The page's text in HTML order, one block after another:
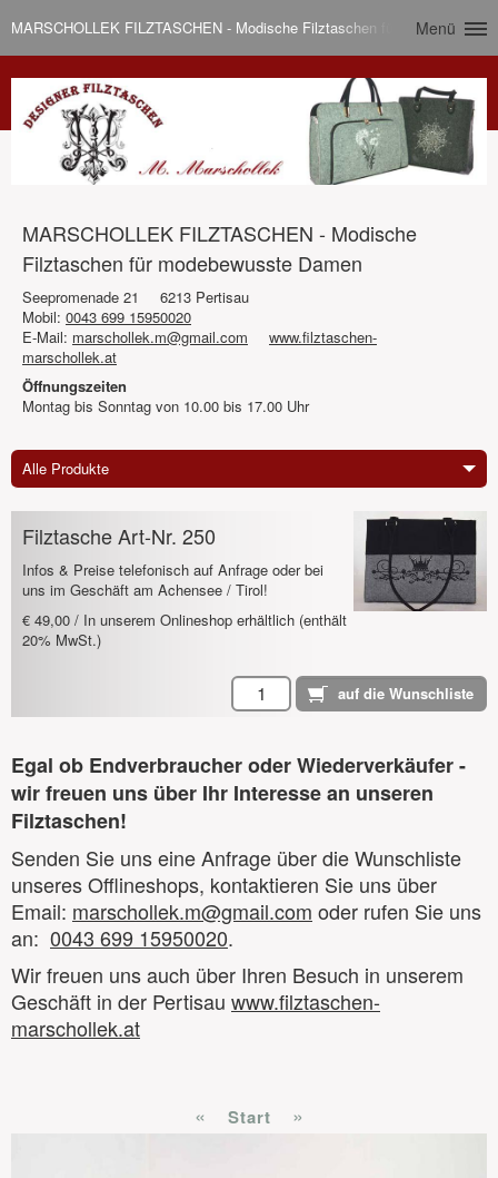
MARSCHOLLEK FILZTASCHEN - Modische Filztaschen für Menü
MARSCHOLLEK FILZTASCHEN - Modische
Filztaschen für modebewusste Damen
Seepromenade 21
6213 Pertisau
Mobil: 0043 699 15950020
E-Mail: marschollek.m@gmail.com
www.filztaschen-
marschollek.at
Öffnungszeiten
Montag bis Sonntag von 10.00 bis 17.00 Uhr
Alle Produkte
Filztasche Art-Nr. 250
Infos & Preise telefonisch auf Anfrage oder bei
uns im Geschäft am Achensee / Tirol!
€ 49,00 / In unserem Onlineshop erhältlich (enthält
20% MwSt.)
Egal ob Endverbraucher oder Wiederverkäufer -
wir freuen uns über Ihr Interesse an unseren
Filztaschen!
Senden Sie uns eine Anfrage über die Wunschliste
unseres Offlineshops, kontaktieren Sie uns über
Email: marschollek.m@gmail.com oder rufen Sie uns
an: 0043 699 15950020.
Wir freuen uns auch über Ihren Besuch in unserem
Geschäft in der Pertisau www.filztaschen-
marschollek.at
« Start »